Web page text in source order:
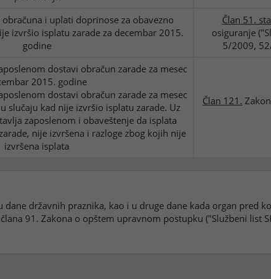
i uplati doprinose za obavezno
izvršio isplatu zarade za decembar 2015.
godine
Član 51.
osiguranje
5/2009,
dostavi obračun zarade za mesec
2015. godine
dostavi obračun zarade za mesec
slučaju kad nije izvršio isplatu zarade. Uz
zaposlenom i obaveštenje da isplata
nije izvršena i razloge zbog kojih nije
izvršena isplata
Član 121.
dane državnih praznika, kao i u druge dane kada organ pred
91. Zakona o opštem upravnom postupku ("Službeni list